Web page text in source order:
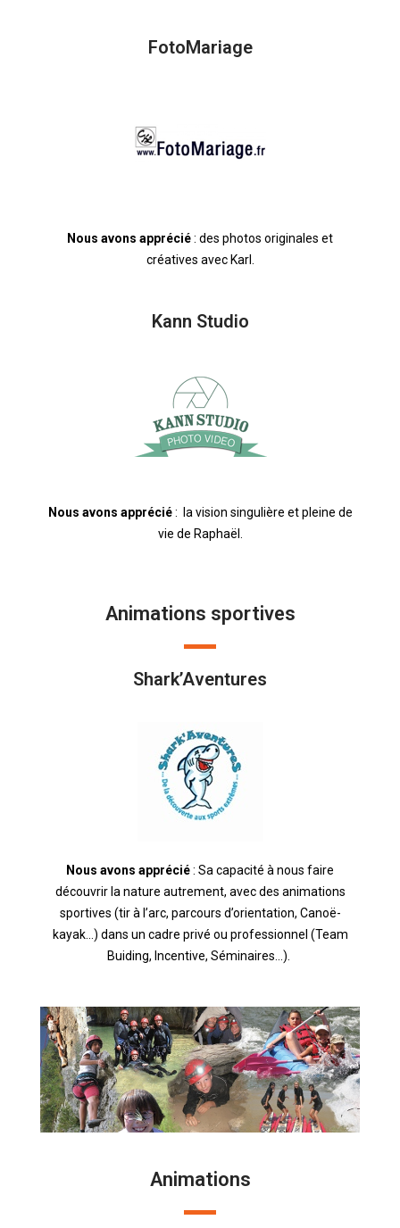
FotoMariage
Nous avons apprécié: des photos originales et
créatives avec Karl.
Kann Studio
Nous avons apprécié: la vision singulière et pleine de
vie de Raphaël.
Animations sportives
Shark’Aventures
Nous avons apprécié: Sa capacité à nous faire
découvrir la nature autrement, avec des animations
sportives (tir à l’arc, parcours d’orientation, Canoë-
kayak…) dans un cadre privé ou professionnel (Team
Buiding, Incentive, Séminaires…).
Animations